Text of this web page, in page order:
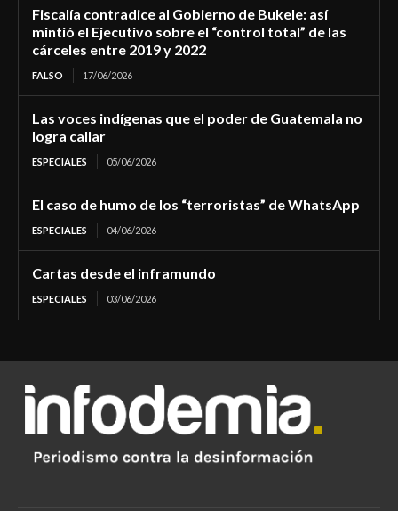
Fiscalía contradice al Gobierno de Bukele: así
mintió el Ejecutivo sobre el “control total” de las
cárceles entre 2019 y 2022
FALSO 17/06/2026
Las voces indígenas que el poder de Guatemala no
logra callar
ESPECIALES 05/06/2026
El caso de humo de los “terroristas” de WhatsApp
ESPECIALES 04/06/2026
Cartas desde el inframundo
ESPECIALES 03/06/2026